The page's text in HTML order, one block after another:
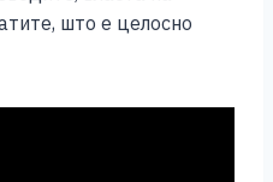
што е целосно